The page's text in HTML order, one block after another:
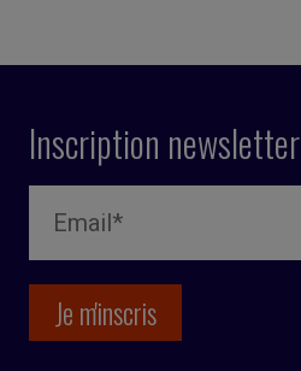
Inscription newsletter